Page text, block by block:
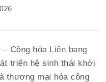
Cộng hòa Liên bang
triển hệ sinh thái khởi
thương mại hóa công